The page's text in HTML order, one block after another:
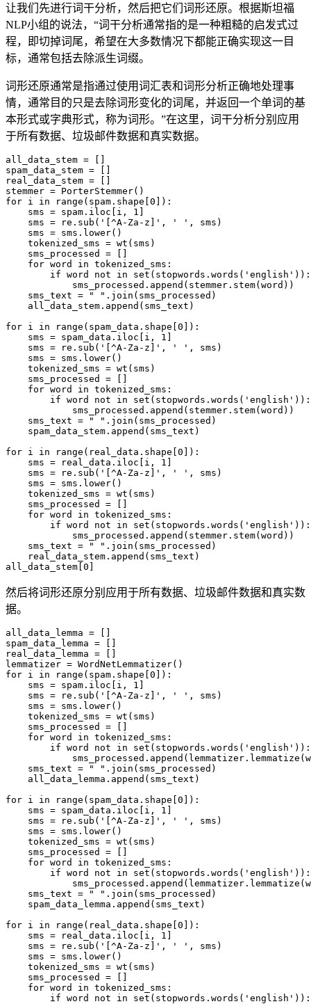
让我们先进行词干分析，然后把它们词形还原。根据斯坦福
NLP小组的说法，“词干分析通常指的是一种粗糙的启发式过
程，即切掉词尾，希望在大多数情况下都能正确实现这一目
标，通常包括去除派生词缀。
词形还原通常是指通过使用词汇表和词形分析正确地处理事
情，通常目的只是去除词形变化的词尾，并返回一个单词的基
本形式或字典形式，称为词形。”在这里，词干分析分别应用
于所有数据、垃圾邮件数据和真实数据。
all_data_stem = []
spam_data_stem = []
real_data_stem = []
stemmer = PorterStemmer()
for i in range(spam.shape[0]):
sms = spam.iloc[i, 1]
sms = re.sub('[^A-Za-z]', ' ', sms)
sms = sms.lower()
tokenized_sms = wt(sms)
sms_processed = []
for word in tokenized_sms:
if word not in set(stopwords.words('english')):
sms_processed.append(stemmer.stem(word))
sms_text = " ".join(sms_processed)
all_data_stem.append(sms_text)
for i in range(spam_data.shape[0]):
sms = spam_data.iloc[i, 1]
sms = re.sub('[^A-Za-z]', ' ', sms)
sms = sms.lower()
tokenized_sms = wt(sms)
sms_processed = []
for word in tokenized_sms:
if word not in set(stopwords.words('english')):
sms_processed.append(stemmer.stem(word))
sms_text = " ".join(sms_processed)
spam_data_stem.append(sms_text)
for i in range(real_data.shape[0]):
sms = real_data.iloc[i, 1]
sms = re.sub('[^A-Za-z]', ' ', sms)
sms = sms.lower()
tokenized_sms = wt(sms)
sms_processed = []
for word in tokenized_sms:
if word not in set(stopwords.words('english')):
sms_processed.append(stemmer.stem(word))
sms_text = " ".join(sms_processed)
real_data_stem.append(sms_text)
然后将词形还原分别应用于所有数据、垃圾邮件数据和真实数
据。
all_data_lemma = []
spam_data_lemma = []
real_data_lemma = []
lemmatizer = WordNetLemmatizer()
for i in range(spam.shape[0]):
sms = spam.iloc[i, 1]
sms = re.sub('[^A-Za-z]', ' ', sms)
sms = sms.lower()
tokenized_sms = wt(sms)
sms_processed = []
for word in tokenized_sms:
if word not in set(stopwords.words('english')):
sms_text = " ".join(sms_processed)
all_data_lemma.append(sms_text)
for i in range(spam_data.shape[0]):
sms = spam_data.iloc[i, 1]
sms = re.sub('[^A-Za-z]', ' ', sms)
sms = sms.lower()
tokenized_sms = wt(sms)
sms_processed = []
for word in tokenized_sms:
if word not in set(stopwords.words('english')):
sms_text = " ".join(sms_processed)
spam_data_lemma.append(sms_text)
for i in range(real_data.shape[0]):
sms = real_data.iloc[i, 1]
sms = re.sub('[^A-Za-z]', ' ', sms)
sms = sms.lower()
tokenized_sms = wt(sms)
sms_processed = []
for word in tokenized_sms:
if word not in set(stopwords.words('english')):